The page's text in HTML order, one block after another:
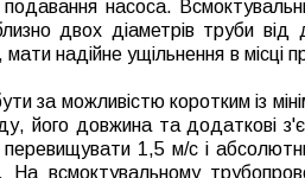
насоса.
двох діаметрів труби
надійне ущільнення в
за можливістю коротким із
його довжина та додаткові
1,5 м/с і
На всмоктувальному